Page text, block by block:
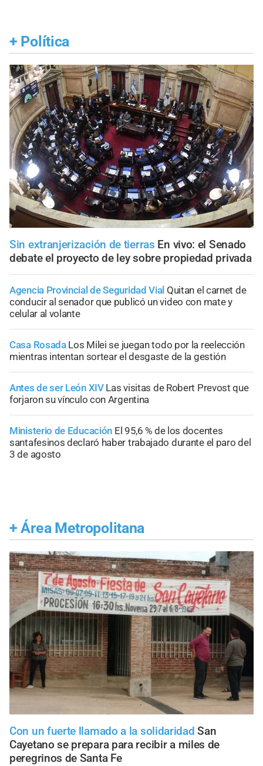
+ Política
Sin extranjerización de tierras En vivo: el Senado
debate el proyecto de ley sobre propiedad privada
Agencia Provincial de Seguridad Vial Quitan el carnet de
conducir al senador que publicó un video con mate y
celular al volante
Casa Rosada Los Milei se juegan todo por la reelección
mientras intentan sortear el desgaste de la gestión
Antes de ser León XIV Las visitas de Robert Prevost que
forjaron su vínculo con Argentina
Ministerio de Educación El 95,6 % de los docentes
santafesinos declaró haber trabajado durante el paro del
3 de agosto
+ Área Metropolitana
Con un fuerte llamado a la solidaridad San
Cayetano se prepara para recibir a miles de
peregrinos de Santa Fe